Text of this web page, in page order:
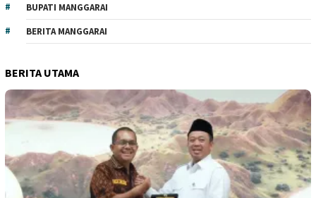
BUPATI MANGGARAI
BERITA MANGGARAI
BERITA UTAMA